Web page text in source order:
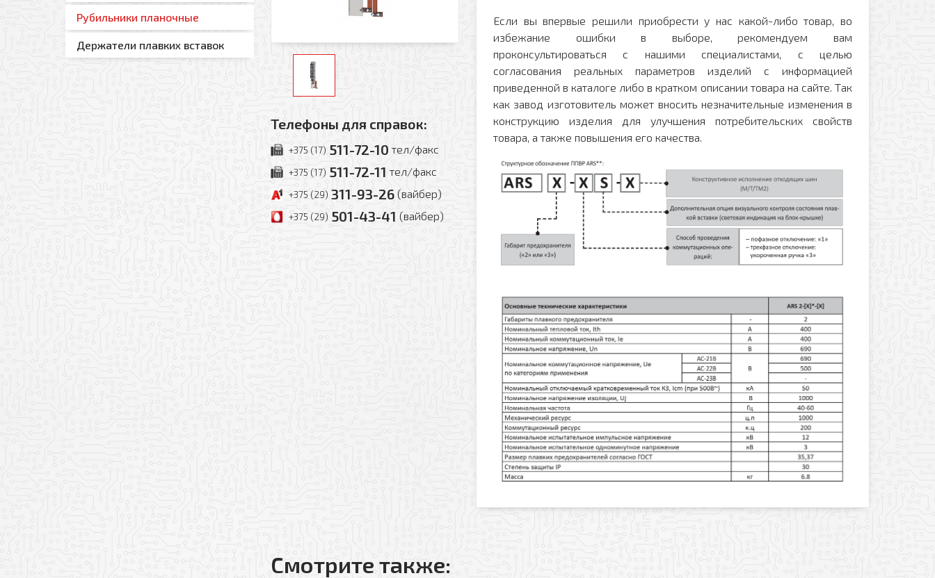
Рубильники (Переключатели)
серии RAB
Рубильники планочные
Держатели плавких вставок
Если вы впервые решили приобрести у нас какой-либо товар, во
избежание ошибки в выборе, рекомендуем вам
проконсультироваться с нашими специалистами, с целью
согласования реальных параметров изделий с информацией
приведенной в каталоге либо в кратком описании товара на сайте. Так
как завод изготовитель может вносить незначительные изменения в
конструкцию изделия для улучшения потребительских свойств
товара, а также повышения его качества.
Телефоны для справок:
+375 (17) 511-72-10 тел/факс
+375 (17) 511-72-11 тел/факс
+375 (29) 311-93-26 (вайбер)
+375 (29) 501-43-41 (вайбер)
Смотрите также:
Заказать обратный звонок
Комментарий к заказу